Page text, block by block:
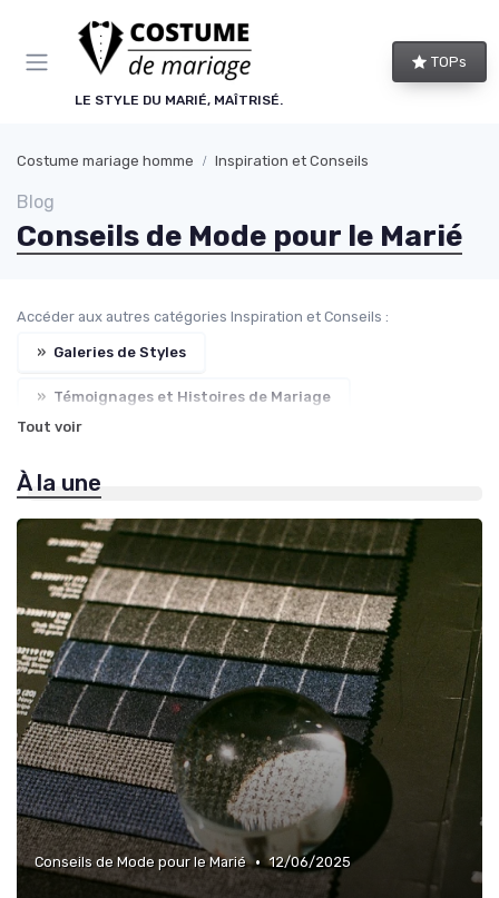
LE STYLE DU MARIÉ, MAÎTRISÉ.
TOPs
Costume mariage homme Inspiration et Conseils
Blog
Conseils de Mode pour le Marié
Accéder aux autres catégories Inspiration et Conseils :
» Galeries de Styles
» Témoignages et Histoires de Mariage
» Blogs et Influencers de Mode Masculine
Tout voir
À la une
Conseils de Mode pour le Marié • 12/06/2025